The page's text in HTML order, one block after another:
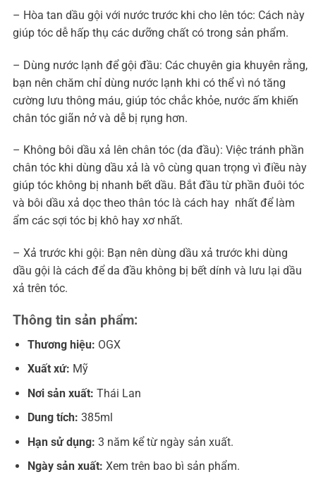
– Hòa tan dầu gội với nước trước khi cho lên tóc: Cách này
giúp tóc dễ hấp thụ các dưỡng chất có trong sản phẩm.
– Dùng nước lạnh để gội đầu: Các chuyên gia khuyên rằng,
bạn nên chăm chỉ dùng nước lạnh khi có thể vì nó tăng
cường lưu thông máu, giúp tóc chắc khỏe, nước ấm khiến
chân tóc giãn nở và dễ bị rụng hơn.
– Không bôi dầu xả lên chân tóc (da đầu): Việc tránh phần
chân tóc khi dùng dầu xả là vô cùng quan trọng vì điều này
giúp tóc không bị nhanh bết dầu. Bắt đầu từ phần đuôi tóc
và bôi dầu xả dọc theo thân tóc là cách hay nhất để làm
ẩm các sợi tóc bị khô hay xơ nhất.
– Xả trước khi gội: Bạn nên dùng dầu xả trước khi dùng
dầu gội là cách để da đầu không bị bết dính và lưu lại dầu
xả trên tóc.
Thông tin sản phẩm:
Thương hiệu: OGX
Xuất xứ: Mỹ
Nơi sản xuất: Thái Lan
Dung tích: 385ml
Hạn sử dụng: 3 năm kể từ ngày sản xuất.
Ngày sản xuất: Xem trên bao bì sản phẩm.